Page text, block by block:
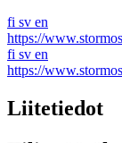
fi sv en
https://
fi sv en
https://
Liitetiedot